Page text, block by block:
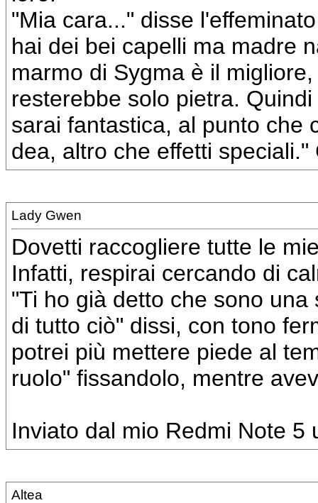
"Mia cara..." disse
hai dei bei capelli ma madre
marmo di Sygma è il
resterebbe solo pietra.
sarai fantastica, al punto che
dea, altro che effetti
Lady Gwen
Dovetti raccogliere tutte le
Infatti, respirai cercando di
"Ti ho già detto che sono
di tutto ciò" dissi, con tono
potrei più mettere piede al
ruolo" fissandolo, mentre
Inviato dal mio Redmi Note 5
Altea